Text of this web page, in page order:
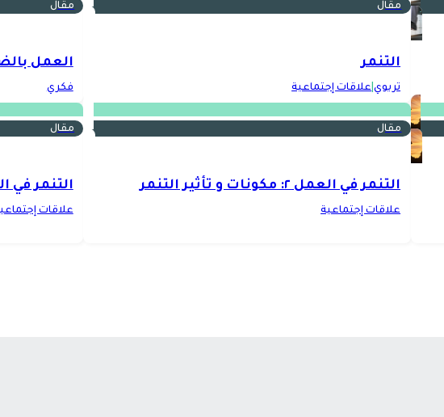
مقال
العمل
فكري
مقال
التنمر
تربوي| علاقات إجتماعية
مقال
التنمر في العمل ٣: طرق للحد
علاقات
مقال
التنمر في العمل ٢: مكونات و تأثير التنمر
علاقات إجتماعية